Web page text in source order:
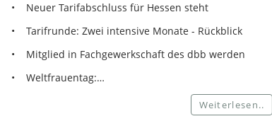
• Neuer Tarifabschluss für Hessen steht
• Tarifrunde: Zwei intensive Monate - Rückblick
• Mitglied in Fachgewerkschaft des dbb werden
• Weltfrauentag:…
Weiterlesen..